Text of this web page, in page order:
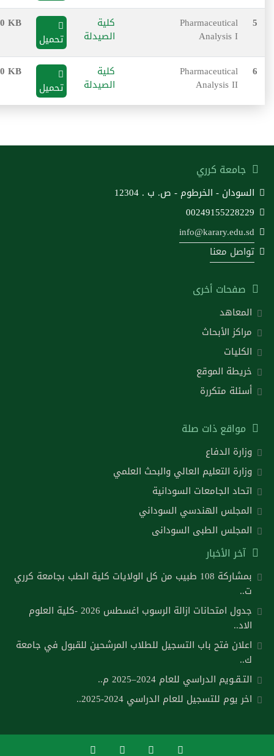
5
Pharmaceutical
Analysis I
كلية
الصيدلة تحميل
0 KB
6
Pharmaceutical
Analysis II
كلية
الصيدلة تحميل
0 KB
جامعة كرري
السودان - الخرطوم - ص. ب . 12304
00249155228229
info@karary.edu.sd
تواصل معنا
صفحات أخرى
المعاهد
مراكز الأبحاث
الكليات
خريطة الموقع
أسئلة متكررة
مواقع ذات صلة
وزارة الدفاع
وزارة التعليم العالي والبحث العلمي
اتحاد الجامعات السودانية
المجلس الهندسي السوداني
المجلس الطبى السودانى
آخر الأخبار
بمشاركة 108 طبيب من كل الولايات كلية الطب بجامعة كرري
ت..
جدول امتحانات ازالة الرسوب اغسطس 2026 -كلية العلوم
الاد..
اعلان فتح باب التسجيل للطلاب المرشحين للقبول في جامعة
ك..
التـقـويم الدراسي للعام 2024–2025 م..
اخر يوم للتسجيل للعام الدراسي 2024-2025..